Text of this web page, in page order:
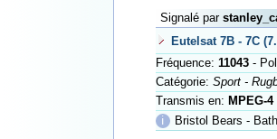
Signalé par
Eutelsat 7B - 7C
Fréquence: 11043-
Catégorie: Sport -
Transmis en: MPEG-
ℹ
Bristol Bears - Bath